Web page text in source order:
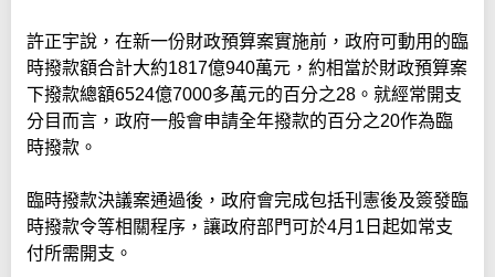
許正宇說，在新一份財政預算案實施前，政府可動用的臨
時撥款額合計大約1817億940萬元，約相當於財政預算案
下撥款總額6524億7000多萬元的百分之28。就經常開支
分目而言，政府一般會申請全年撥款的百分之20作為臨
時撥款。
臨時撥款決議案通過後，政府會完成包括刊憲後及簽發臨
時撥款令等相關程序，讓政府部門可於4月1日起如常支
付所需開支。